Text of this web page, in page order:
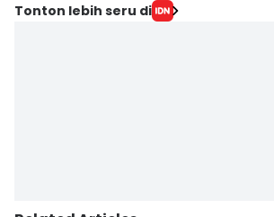
Tonton lebih seru di